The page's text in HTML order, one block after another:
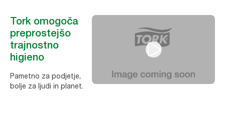
Tork omogoča
preprostejšo
trajnostno
higieno
Pametno za podjetje,
bolje za ljudi in planet.